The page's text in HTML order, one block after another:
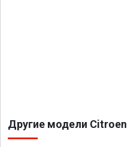
Другие модели Citroen